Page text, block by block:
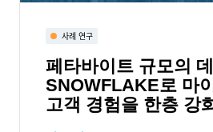
사례 연구
페타바이트 규모의
SNOWFLAKE로 마
고객 경험을 한층 강